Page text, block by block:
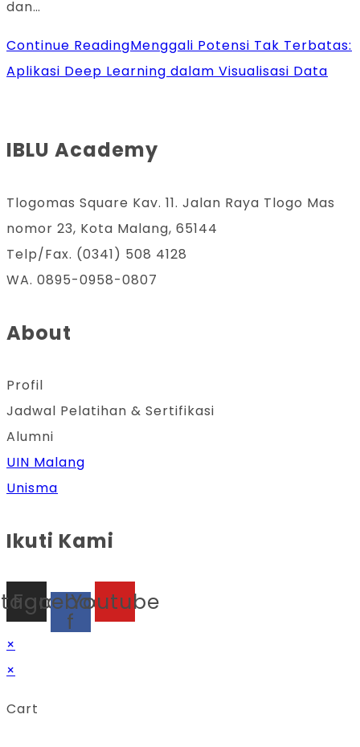
dan…
Continue ReadingMenggali Potensi Tak Terbatas:
Aplikasi Deep Learning dalam Visualisasi Data
IBLU Academy
Tlogomas Square Kav. 11. Jalan Raya Tlogo Mas
nomor 23, Kota Malang, 65144
Telp/Fax. (0341) 508 4128
WA. 0895-0958-0807
About
Profil
Jadwal Pelatihan & Sertifikasi
Alumni
UIN Malang
Unisma
Ikuti Kami
Facebook-
f
Youtube
×
×
Cart